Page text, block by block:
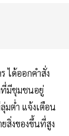
ได้ออกคำสั่ง
ที่มีชุมชนอยู่
ต่ำ แจ้งเตือน
สิ่งของขึ้นที่สูง